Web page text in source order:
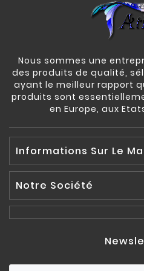
Nous sommes une
des produits de qualité,
ayant le meilleur rapport
produits sont
en Europe, aux
Informations Sur Le
Notre Société